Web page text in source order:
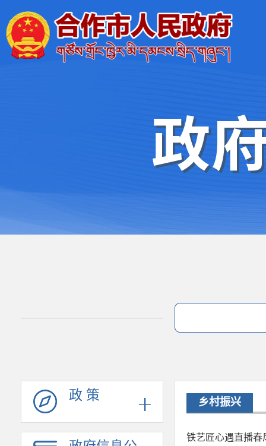
政 策 乡村振兴
铁艺匠心遇直播春